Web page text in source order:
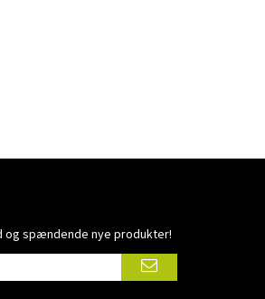
og spændende nye produkter!